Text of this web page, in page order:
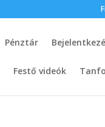
Pénztár
Festő videók